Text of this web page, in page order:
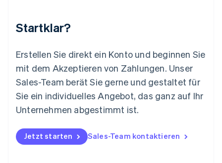
Startklar?
Erstellen Sie direkt ein Konto und beginnen Sie
mit dem Akzeptieren von Zahlungen. Unser
Sales-Team berät Sie gerne und gestaltet für
Sie ein individuelles Angebot, das ganz auf Ihr
Unternehmen abgestimmt ist.
Jetzt starten Sales-Team kontaktieren
Malta
Mexiko
Neuseeland
English
Niederlande
Nederlands English
Norwegen
Österreich
DeutschEnglish